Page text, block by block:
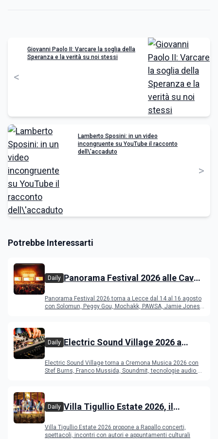
<
Giovanni Paolo II: Varcare la soglia della
Speranza e la verità su noi stessi
Lamberto Sposini: in un video
incongruente su YouTube il racconto
dell\'accaduto
>
Potrebbe Interessarti
Daily Panorama Festival 2026 alle Cave
programma
Panorama Festival 2026 torna a Lecce dal 14 al 16 agosto
con Solomun, Peggy Gou, Mochakk, PAWSA, Jamie Jones
Daily Electric Sound Village 2026 a
Young Band Contest, il programma
Electric Sound Village torna a Cremona Musica 2026 con
Stef Burns, Franco Mussida, Soundmit, tecnologie audio e
Daily Villa Tigullio Estate 2026, il
Villa Tigullio Estate 2026 propone a Rapallo concerti,
spettacoli, incontri con autori e appuntamenti culturali